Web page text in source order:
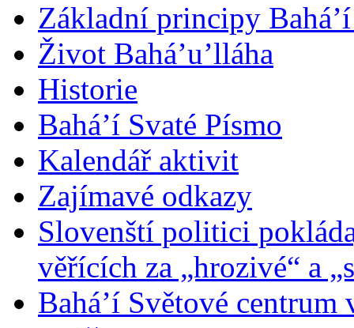
Základní principy
Život Bahá’u’lláha
Historie
Bahá’í Svaté Písmo
Kalendář aktivit
Zajímavé odkazy
Slovenští politici
věřících za „hrozivé“ a
Bahá’í Světové